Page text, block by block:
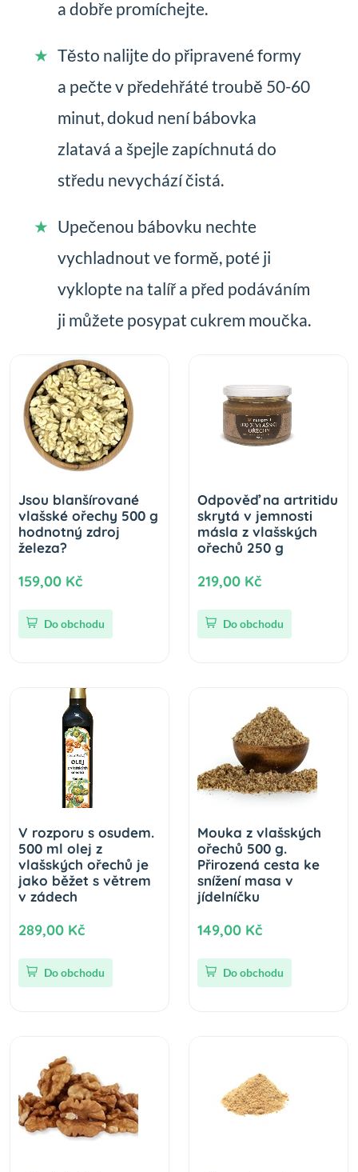
a dobře promíchejte.
Těsto nalijte do připravené formy
a pečte v předehřáté troubě 50-60
minut, dokud není bábovka
zlatavá a špejle zapíchnutá do
středu nevychází čistá.
Upečenou bábovku nechte
vychladnout ve formě, poté ji
vyklopte na talíř a před podáváním
ji můžete posypat cukrem moučka.
Jsou blanšírované
vlašské ořechy 500 g
hodnotný zdroj
železa?
159,00 Kč
Do obchodu
Odpověď na artritidu
skrytá v jemnosti
másla z vlašských
ořechů 250 g
219,00 Kč
Do obchodu
V rozporu s osudem.
500 ml olej z
vlašských ořechů je
jako běžet s větrem
v zádech
289,00 Kč
Do obchodu
Mouka z vlašských
ořechů 500 g.
Přirozená cesta ke
snížení masa v
jídelníčku
149,00 Kč
Do obchodu